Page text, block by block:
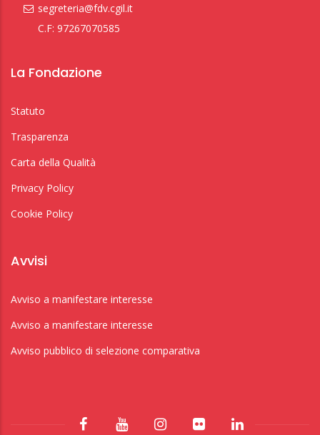
segreteria@fdv.cgil.it
C.F: 97267070585
La Fondazione
Statuto
Trasparenza
Carta della Qualità
Privacy Policy
Cookie Policy
Avvisi
Avviso a manifestare interesse
Avviso a manifestare interesse
Avviso pubblico di selezione comparativa